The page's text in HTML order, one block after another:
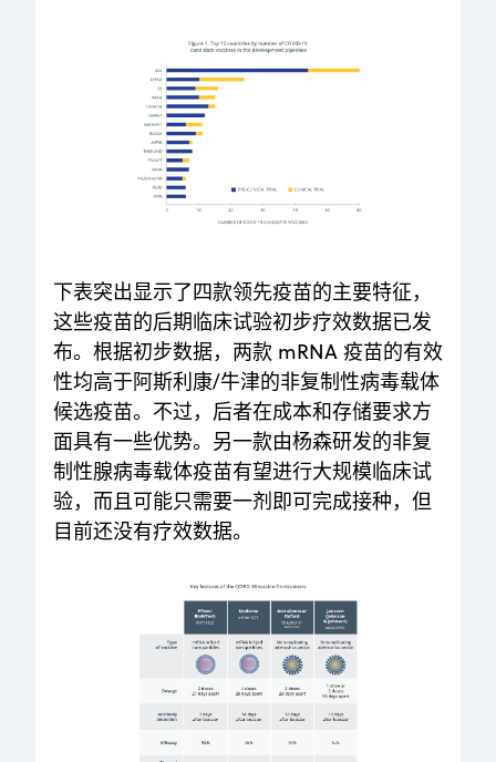
下表突出显示了四款领先疫苗的主要特征，
这些疫苗的后期临床试验初步疗效数据已发
布。根据初步数据，两款 mRNA 疫苗的有效
性均高于阿斯利康/牛津的非复制性病毒载体
候选疫苗。不过，后者在成本和存储要求方
面具有一些优势。另一款由杨森研发的非复
制性腺病毒载体疫苗有望进行大规模临床试
验，而且可能只需要一剂即可完成接种，但
目前还没有疗效数据。